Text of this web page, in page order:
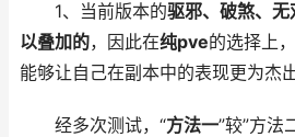
1、当前版本的驱邪、破煞、
以叠加的，因此在纯pve的选择上
能够让自己在副本中的表现更为杰出
经多次测试，“方法一”较”方法